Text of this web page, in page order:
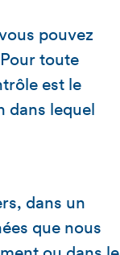
pouvez
toute
est le
dans lequel
dans un
que nous